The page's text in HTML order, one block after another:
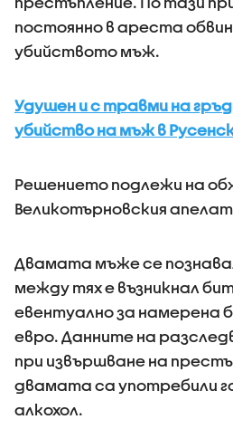
постоянно в ареста
убийството мъж.
Удушен и с травми на
убийство на мъж в
Решението подлежи на
Великотърновския
Двамата мъже се
между тях е възникнал
евентуално за намерена
евро. Данните на
при извършване на
двамата са употребили
алкохол.